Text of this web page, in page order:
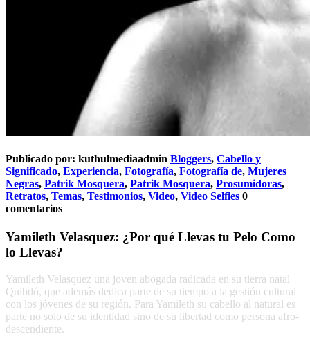
Publicado por: kuthulmediaadmin Bloggers, Cabello y
Significado, Experiencia, Fotografía, Fotografía de, Mujeres
Negras, Patrik Mosquera, Patrik Mosquera, Prosumidoras,
Retratos, Temas, Testimonios, Video, Video Selfies 0
comentarios
Yamileth Velasquez: ¿Por qué Llevas tu Pelo Como
lo Llevas?
Yamileth Velasquez una joven abogada radicada en su tierra natal
Quibdó, que además dedica parte de su tiempo a la gestión cultural
con los jóvenes de su región. Para Yamileth su cabello al natural es
parte no solo de su identidad sino de su libertad como persona afro-
descendiente.